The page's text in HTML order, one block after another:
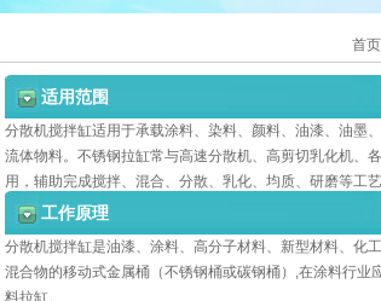
首页
适用范围
分散机搅拌缸适用于承载涂料、染料、颜料、油漆、油墨
流体物料。不锈钢拉缸常与高速分散机、高剪切乳化机、
用，辅助完成搅拌、混合、分散、乳化、均质、研磨等工艺
工作原理
分散机搅拌缸是油漆、涂料、高分子材料、新型材料、化
混合物的移动式金属桶（不锈钢桶或碳钢桶）,在涂料行业
料拉缸。